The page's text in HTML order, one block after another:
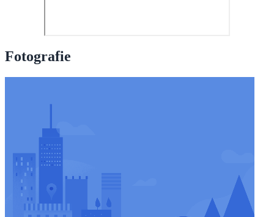
Fotografie